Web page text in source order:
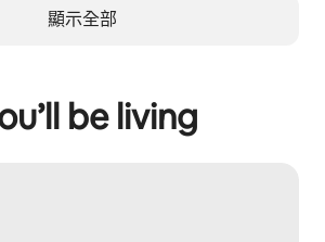
顯示全部
be living